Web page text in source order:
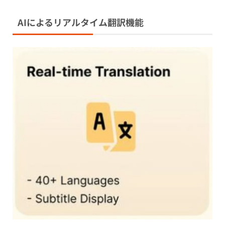
AIによるリアルタイム翻訳機能